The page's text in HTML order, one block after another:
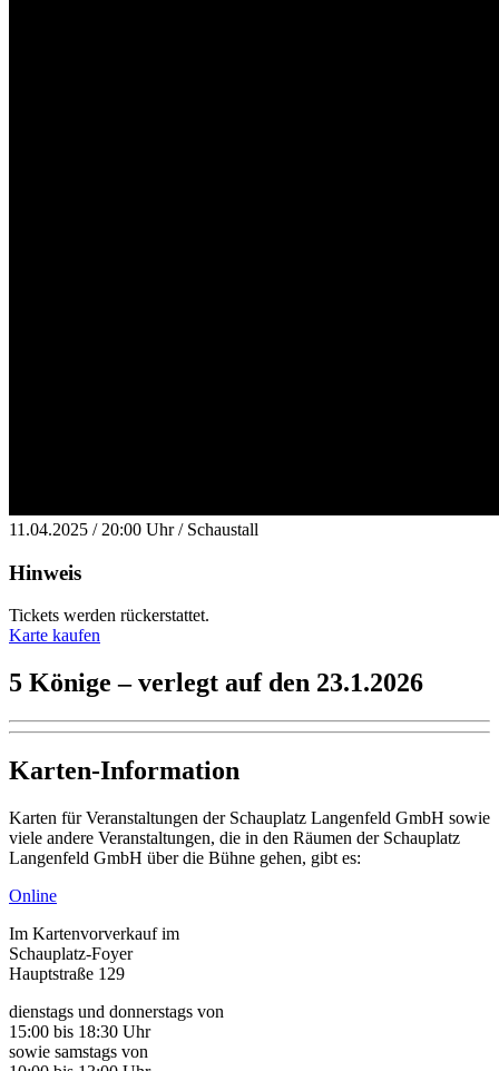
11.04.2025 / 20:00 Uhr / Schaustall
Hinweis
Tickets werden rückerstattet.
Karte kaufen
5 Könige – verlegt auf den 23.1.2026
Karten-Information
Karten für Veranstaltungen der Schauplatz Langenfeld GmbH sowie
viele andere Veranstaltungen, die in den Räumen der Schauplatz
Langenfeld GmbH über die Bühne gehen, gibt es:
Online
Im Kartenvorverkauf im
Schauplatz-Foyer
Hauptstraße 129
dienstags und donnerstags von
15:00 bis 18:30 Uhr
sowie samstags von